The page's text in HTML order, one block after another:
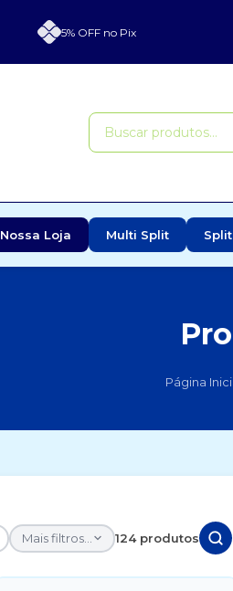
5% OFF no Pix
Nossa Loja Multi Split
Página
Mais filtros... 124 produtos